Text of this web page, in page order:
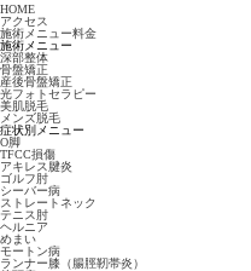
HOME
アクセス
施術メニュー料金
施術メニュー
深部整体
骨盤矯正
産後骨盤矯正
光フォトセラピー
美肌脱毛
メンズ脱毛
症状別メニュー
O脚
TFCC損傷
アキレス腱炎
ゴルフ肘
シーバー病
ストレートネック
テニス肘
ヘルニア
めまい
モートン病
ランナー膝（腸脛靭帯炎）